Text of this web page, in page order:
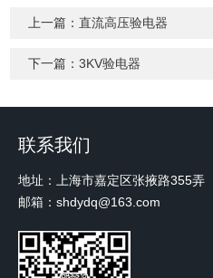
上一篇：直流高压验电器
下一篇：3KV验电器
联系我们
地址：上海市嘉定区张掖路355弄
邮箱：shdydq@163.com